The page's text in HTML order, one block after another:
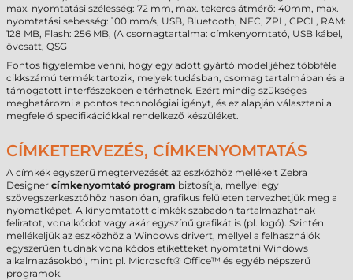
max. nyomtatási szélesség: 72 mm, max. tekercs átmérő: 40mm, max.
nyomtatási sebesség: 100 mm/s, USB, Bluetooth, NFC, ZPL, CPCL, RAM:
128 MB, Flash: 256 MB, (A csomagtartalma: címkenyomtató, USB kábel,
övcsatt, QSG
Fontos figyelembe venni, hogy egy adott gyártó modelljéhez többféle
cikkszámú termék tartozik, melyek tudásban, csomag tartalmában és a
támogatott interfészekben eltérhetnek. Ezért mindig szükséges
meghatározni a pontos technológiai igényt, és ez alapján választani a
megfelelő specifikációkkal rendelkező készüléket.
CÍMKETERVEZÉS, CÍMKENYOMTATÁS
A címkék egyszerű megtervezését az eszközhöz mellékelt Zebra
Designer címkenyomtató program biztosítja, mellyel egy
szövegszerkesztőhöz hasonlóan, grafikus felületen tervezhetjük meg a
nyomatképet. A kinyomtatott címkék szabadon tartalmazhatnak
feliratot, vonalkódot vagy akár egyszínű grafikát is (pl. logó). Szintén
mellékeljük az eszközhöz a Windows drivert, mellyel a felhasználók
egyszerűen tudnak vonalkódos etiketteket nyomtatni Windows
alkalmazásokból, mint pl. Microsoft® Office™ és egyéb népszerű
programok.